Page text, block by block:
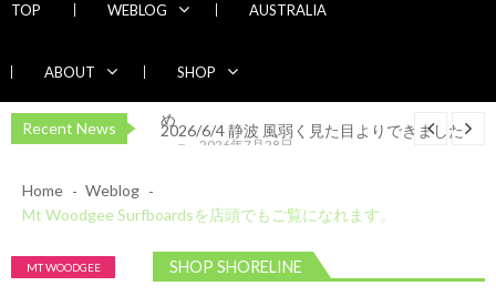
TOP WEBLOG AUSTRALIA
ABOUT SHOP
Recent News
続かず
2026/5/12 静波 久しぶりにいい波
め
2026年7月28日
2026/6/4 静波 風弱く見た目よりできました
2026年5月25日
13日
2026/5/12 静波 久しぶりにいい波
5月12日
2026/7/28 御前崎方面 よれ入ったダンパー多
め
Home
Weblog
Mt Woodgee Surfboardsを店頭でもご覧になれます。
MT WOODGEE
SHOP SHORELINE